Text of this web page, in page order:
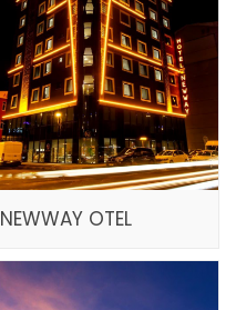
NEWWAY OTEL